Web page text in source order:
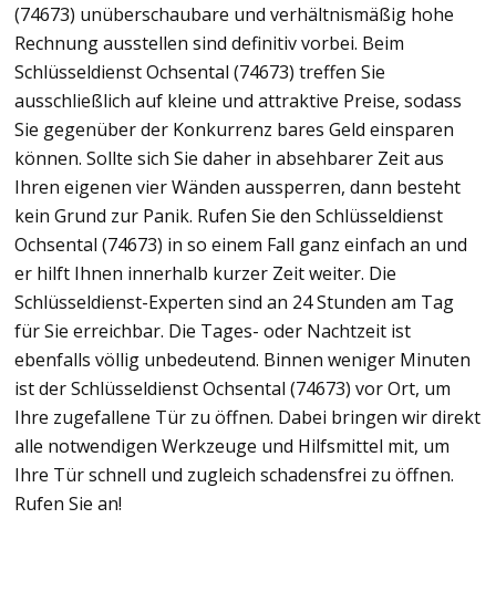
(74673) unüberschaubare und verhältnismäßig hohe
Rechnung ausstellen sind definitiv vorbei. Beim
Schlüsseldienst Ochsental (74673) treffen Sie
ausschließlich auf kleine und attraktive Preise, sodass
Sie gegenüber der Konkurrenz bares Geld einsparen
können. Sollte sich Sie daher in absehbarer Zeit aus
Ihren eigenen vier Wänden aussperren, dann besteht
kein Grund zur Panik. Rufen Sie den Schlüsseldienst
Ochsental (74673) in so einem Fall ganz einfach an und
er hilft Ihnen innerhalb kurzer Zeit weiter. Die
Schlüsseldienst-Experten sind an 24 Stunden am Tag
für Sie erreichbar. Die Tages- oder Nachtzeit ist
ebenfalls völlig unbedeutend. Binnen weniger Minuten
ist der Schlüsseldienst Ochsental (74673) vor Ort, um
Ihre zugefallene Tür zu öffnen. Dabei bringen wir direkt
alle notwendigen Werkzeuge und Hilfsmittel mit, um
Ihre Tür schnell und zugleich schadensfrei zu öffnen.
Rufen Sie an!